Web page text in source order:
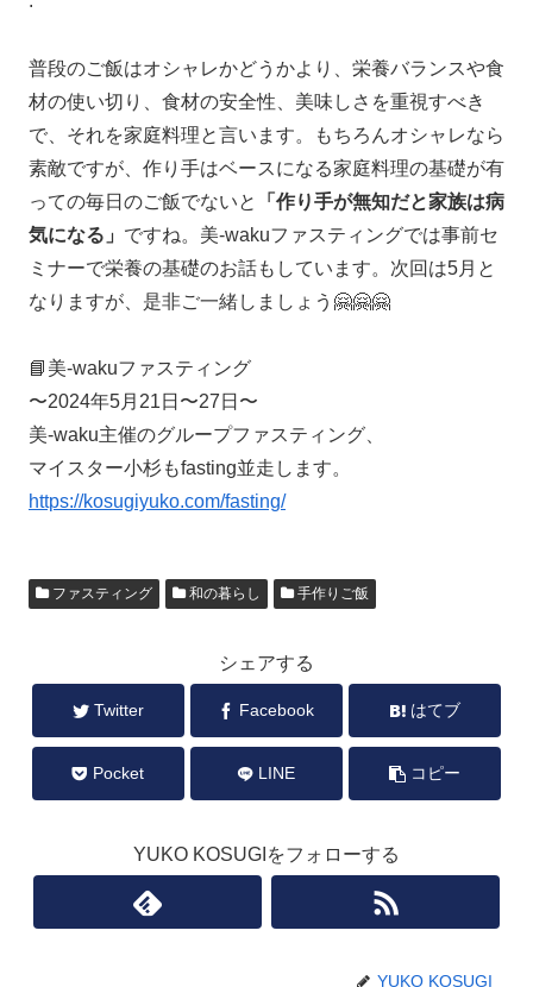
普段のご飯はオシャレかどうかより、栄養バランスや食
材の使い切り、食材の安全性、美味しさを重視すべき
で、それを家庭料理と言います。もちろんオシャレなら
素敵ですが、作り手はベースになる家庭料理の基礎が有
っての毎日のご飯でないと
「作り手が無知だと家族は病
気になる」 ですね。美-wakuファスティングでは事前セ
ミナーで栄養の基礎のお話もしています。次回は5月と
なりますが、是非ご一緒しましょう🤗🤗🤗
📘美-wakuファスティング
〜2024年5月21日〜27日〜
美-waku主催のグループファスティング、
マイスター小杉もfasting並走します。
https://kosugiyuko.com/fasting/
ファスティング 和の暮らし 手作りご飯
シェアする
Twitter Facebook はてブ
Pocket LINE コピー
YUKO KOSUGIをフォローする
YUKO KOSUGI